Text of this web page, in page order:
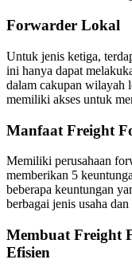
Forwarder Lokal
Untuk jenis ketiga,
ini hanya dapat
dalam cakupan wilayah
memiliki akses untuk
Manfaat Freight
Memiliki perusahaan
memberikan 5
beberapa keuntungan
berbagai jenis usaha dan
Membuat Freight
Efisien